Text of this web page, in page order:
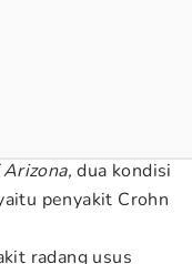
dua kondisi
penyakit Crohn
radang usus